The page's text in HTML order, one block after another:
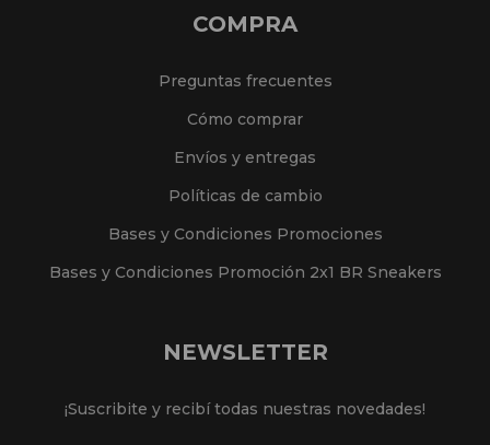
COMPRA
Preguntas frecuentes
Cómo comprar
Envíos y entregas
Políticas de cambio
Bases y Condiciones Promociones
Bases y Condiciones Promoción 2x1 BR Sneakers
NEWSLETTER
¡Suscribite y recibí todas nuestras novedades!